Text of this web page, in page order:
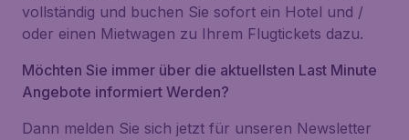
vollständig und buchen Sie sofort ein Hotel und /
oder einen Mietwagen zu Ihrem Flugtickets dazu.
Möchten Sie immer über die aktuellsten Last Minute
Angebote informiert Werden?
Dann melden Sie sich jetzt für unseren Newsletter